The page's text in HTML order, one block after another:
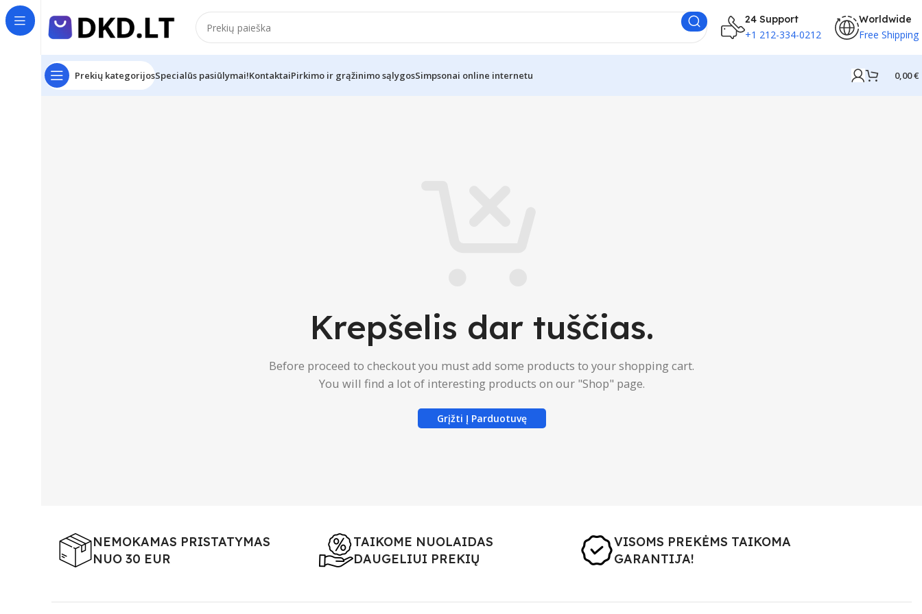
24 Support
+1 212-334-0212
Worldwide
Free Shipping
Prekių kategorijosSpecialūs pasiūlymai!KontaktaiPirkimo ir grąžinimo sąlygosSimpsonai online internetu 0,00€
Krepšelis dar tuščias.
Before proceed to checkout you must add some products to your shopping cart.
You will find a lot of interesting products on our "Shop" page.
Grįžti Į Parduotuvę
NEMOKAMAS PRISTATYMAS
NUO 30 EUR
TAIKOME NUOLAIDAS
DAUGELIUI PREKIŲ
VISOMS PREKĖMS TAIKOMA
GARANTIJA!